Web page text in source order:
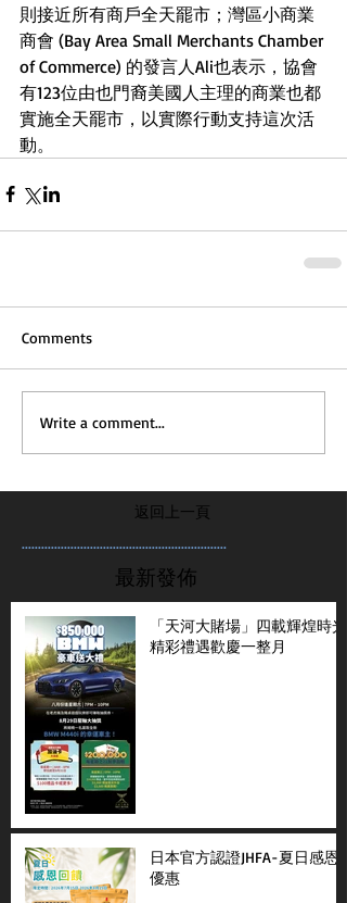
則接近所有商戶全天罷市；灣區小商業
商會 (Bay Area Small Merchants Chamber
of Commerce) 的發言人Ali也表示，協會
有123位由也門裔美國人主理的商業也都
實施全天罷市，​以實際行動支持這次活
動。
Comments
Write a comment...
返回上一頁
...............................................................
最新發佈
「天河大賭場」四載輝煌時光
精彩禮遇歡慶一整月
日本官方認證JHFA-夏日感恩
優惠